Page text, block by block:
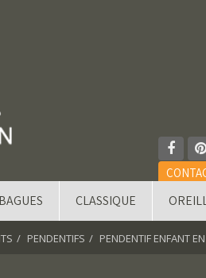
BAGUES CLASSIQUE
PENDENTIFS PENDENTIF ENFANT